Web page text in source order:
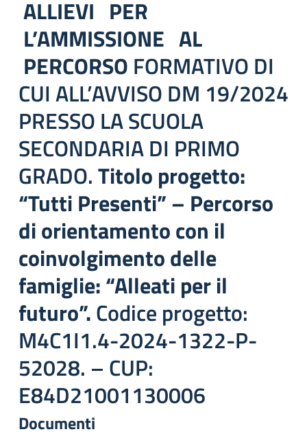
ALLIEVI PER
L’AMMISSIONE AL
PERCORSO FORMATIVO DI
CUI ALL’AVVISO DM 19/2024
PRESSO LA SCUOLA
SECONDARIA DI PRIMO
GRADO.Titolo progetto:
“Tutti Presenti” – Percorso
di orientamento con il
coinvolgimento delle
famiglie: “Alleati per il
futuro”.Codice progetto:
M4C1I1.4-2024-1322-P-
52028. – CUP:
E84D21001130006
Documenti